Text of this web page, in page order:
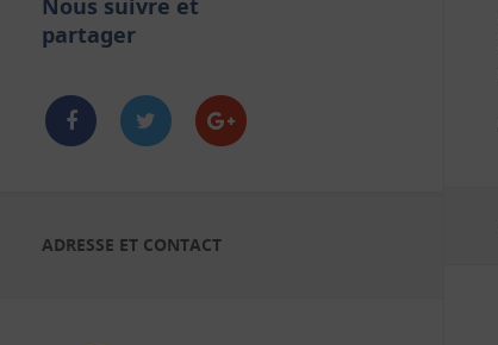
à 18h, le jeudi matin de 9h à 12h et le
samedi de 9h à 12h et de 14h à 18h
Nous suivre et
partager
ADRESSE ET CONTACT